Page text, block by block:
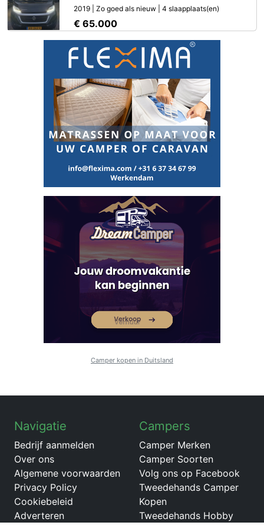
2019 | Zo goed als nieuw | 4 slaapplaats(en)
€ 65.000
Camper kopen in Duitsland
Navigatie
Bedrijf aanmelden
Over ons
Algemene voorwaarden
Privacy Policy
Cookiebeleid
Adverteren
Campers
Camper Merken
Camper Soorten
Volg ons op Facebook
Tweedehands Camper
Kopen
Tweedehands Hobby